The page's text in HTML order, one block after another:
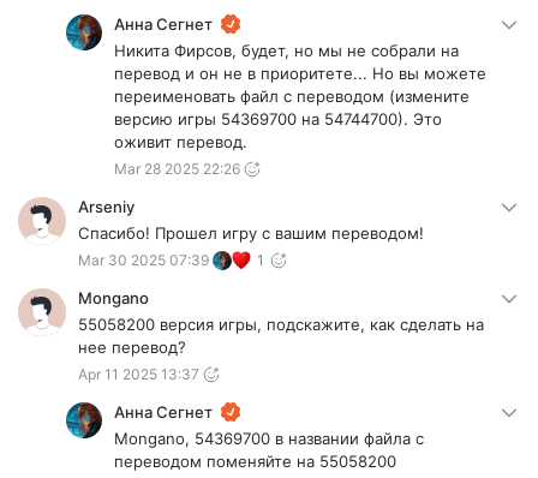
Анна Сегнет
Никита Фирсов, будет, но мы не собрали на
перевод и он не в приоритете... Но вы можете
переименовать файл с переводом (измените
версию игры 54369700 на 54744700). Это
оживит перевод.
Mar 28 2025 22:26
Arseniy
Спасибо! Прошел игру с вашим переводом!
Mar 30 2025 07:39 1
Mongano
55058200 версия игры, подскажите, как сделать на
нее перевод?
Apr 11 2025 13:37
Анна Сегнет
Mongano, 54369700 в названии файла с
переводом поменяйте на 55058200